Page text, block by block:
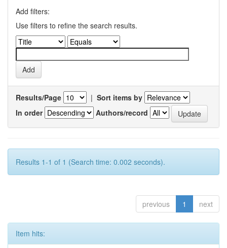
Add filters:
Use filters to refine the search results.
Results/Page | Sort items by
In order
Authors/record
Results 1-1 of 1 (Search time: 0.002 seconds).
previous 1 next
Item hits: